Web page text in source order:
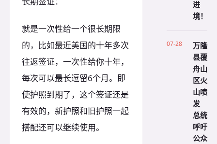
就是一次性给一个很长期限
的，比如最近美国的十年多次
往返签证，一次性给你十年，
每次可以最长逗留6个月。即
使护照到期了，这个签证还是
有效的，新护照和旧护照一起
搭配还可以继续使用。
进
境！
07-28
万隆
县覆
舟山
区火
山喷
发
总统
呼吁
公众